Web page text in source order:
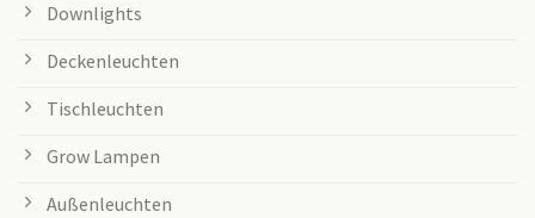
Downlights
Deckenleuchten
Tischleuchten
Grow Lampen
Außenleuchten